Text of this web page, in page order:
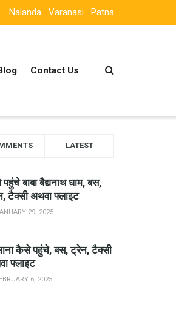
Nalanda Varanasi Patna
Contact Us
LATEST
बाबा बैद्यनाथ धाम, बस,
टैक्सी अथवा फ्लाइट
29, 2025
कैसे पहुंचे, बस, ट्रेन, टैक्सी
फ्लाइट
6, 2025